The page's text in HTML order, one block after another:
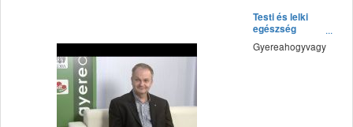
Testi és lelki
egészség
kapcsolata
Gyereahogyvagy